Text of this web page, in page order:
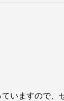
いますので、